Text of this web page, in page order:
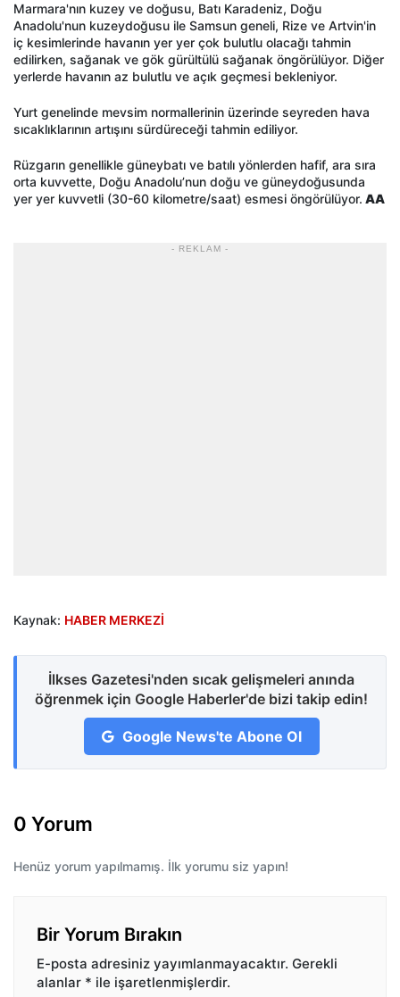
Marmara'nın kuzey ve doğusu, Batı Karadeniz, Doğu
Anadolu'nun kuzeydoğusu ile Samsun geneli, Rize ve Artvin'in
iç kesimlerinde havanın yer yer çok bulutlu olacağı tahmin
edilirken, sağanak ve gök gürültülü sağanak öngörülüyor. Diğer
yerlerde havanın az bulutlu ve açık geçmesi bekleniyor.
Yurt genelinde mevsim normallerinin üzerinde seyreden hava
sıcaklıklarının artışını sürdüreceği tahmin ediliyor.
Rüzgarın genellikle güneybatı ve batılı yönlerden hafif, ara sıra
orta kuvvette, Doğu Anadolu’nun doğu ve güneydoğusunda
yer yer kuvvetli (30-60 kilometre/saat) esmesi öngörülüyor. AA
- REKLAM -
Kaynak: HABER MERKEZİ
İlkses Gazetesi'nden sıcak gelişmeleri anında
öğrenmek için Google Haberler'de bizi takip edin!
Google News'te Abone Ol
0 Yorum
Henüz yorum yapılmamış. İlk yorumu siz yapın!
Bir Yorum Bırakın
E-posta adresiniz yayımlanmayacaktır. Gerekli
alanlar * ile işaretlenmişlerdir.